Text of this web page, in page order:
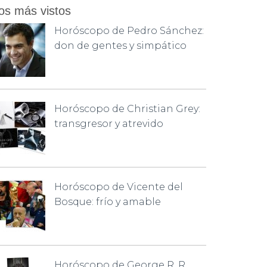
más vistos
Horóscopo de Pedro Sánchez:
don de gentes y simpático
Horóscopo de Christian Grey:
transgresor y atrevido
Horóscopo de Vicente del
Bosque: frío y amable